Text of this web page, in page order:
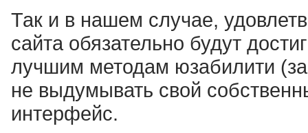
Так и в нашем случае,
сайта обязательно будут
лучшим методам юзабилити
не выдумывать свой
интерфейс.